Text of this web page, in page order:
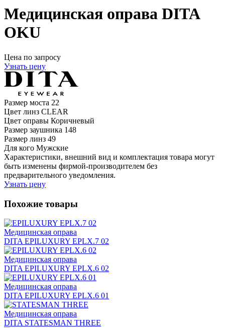
Медицинская оправа DITA
OKU
Цена по запросу
Узнать цену
Размер моста 22
Цвет линз CLEAR
Цвет оправы Коричневый
Размер заушника 148
Размер линз 49
Для кого Мужские
Характеристики, внешний вид и комплектация товара могут
быть изменены фирмой-производителем без
предварительного уведомления.
Узнать цену
Похожие товары
Медицинская оправа
DITA EPILUXURY EPLX.7 02
Медицинская оправа
DITA EPILUXURY EPLX.6 02
Медицинская оправа
DITA EPILUXURY EPLX.6 01
Медицинская оправа
DITA STATESMAN THREE